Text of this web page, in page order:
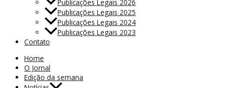
Publicações Legais 2026
Publicações Legais 2025
Publicações Legais 2024
Publicações Legais 2023
Contato
Home
O Jornal
Edição da semana